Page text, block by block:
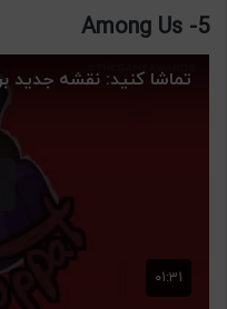
5- Among Us